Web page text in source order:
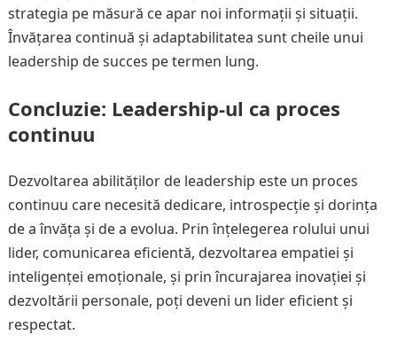
strategia pe măsură ce apar noi informații și situații.
Învățarea continuă și adaptabilitatea sunt cheile unui
leadership de succes pe termen lung.
Concluzie: Leadership-ul ca proces
continuu
Dezvoltarea abilităților de leadership este un proces
continuu care necesită dedicare, introspecție și dorința
de a învăța și de a evolua. Prin înțelegerea rolului unui
lider, comunicarea eficientă, dezvoltarea empatiei și
inteligenței emoționale, și prin încurajarea inovației și
dezvoltării personale, poți deveni un lider eficient și
respectat.